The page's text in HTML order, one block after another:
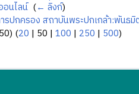
อนไลน์‎ (← ลิงก์)
รปกครอง สถาบันพระปกเกล้า:พันธมิ
) (20 | 50 | 100 | 250 | 500)